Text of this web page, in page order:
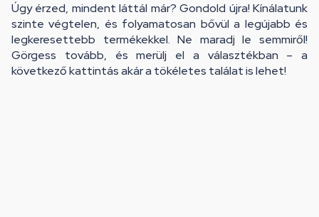
Úgy érzed, mindent láttál már? Gondold újra! Kínálatunk
szinte végtelen, és folyamatosan bővül a legújabb és
legkeresettebb termékekkel. Ne maradj le semmiről!
Görgess tovább, és merülj el a választékban – a
következő kattintás akár a tökéletes találat is lehet!